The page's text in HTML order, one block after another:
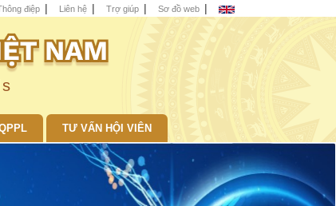
điệp Liên hệ Trợ giúp Sơ đồ web
TƯ VẤN HỘI VIÊN